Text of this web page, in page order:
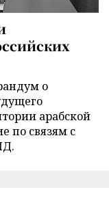
о
арабской
по связям с